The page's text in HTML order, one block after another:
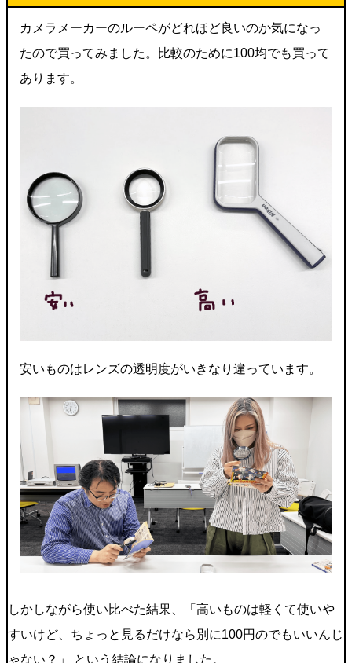
カメラメーカーのルーペがどれほど良いのか気になっ
たので買ってみました。比較のために100均でも買って
あります。
安いものはレンズの透明度がいきなり違っています。
しかしながら使い比べた結果、「高いものは軽くて使いや
すいけど、ちょっと見るだけなら別に100円のでもいいんじ
ゃない？」 という結論になりました。